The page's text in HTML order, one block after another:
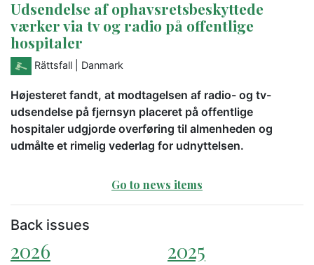
Udsendelse af ophavsretsbeskyttede
værker via tv og radio på offentlige
hospitaler
Rättsfall | Danmark
Højesteret fandt, at modtagelsen af radio- og tv-
udsendelse på fjernsyn placeret på offentlige
hospitaler udgjorde overføring til almenheden og
udmålte et rimelig vederlag for udnyttelsen.
Go to news items
Back issues
2026
2025